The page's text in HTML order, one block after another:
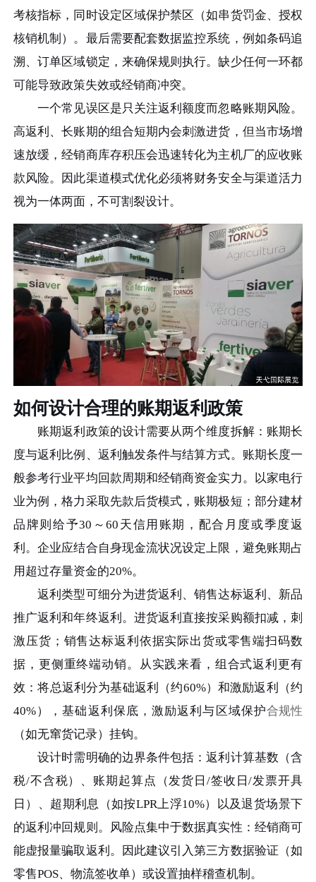
考核指标，同时设定区域保护禁区（如串货罚金、授权
核销机制）。最后需要配套数据监控系统，例如条码追
溯、订单区域锁定，来确保规则执行。缺少任何一环都
可能导致政策失效或经销商冲突。
一个常见误区是只关注返利额度而忽略账期风险。
高返利、长账期的组合短期内会刺激进货，但当市场增
速放缓，经销商库存积压会迅速转化为主机厂的应收账
款风险。因此渠道模式优化必须将财务安全与渠道活力
视为一体两面，不可割裂设计。
如何设计合理的账期返利政策
账期返利政策的设计需要从两个维度拆解：账期长
度与返利比例、返利触发条件与结算方式。账期长度一
般参考行业平均回款周期和经销商资金实力。以家电行
业为例，格力采取先款后货模式，账期极短；部分建材
品牌则给予30～60天信用账期，配合月度或季度返
利。企业应结合自身现金流状况设定上限，避免账期占
用超过存量资金的20%。
返利类型可细分为进货返利、销售达标返利、新品
推广返利和年终返利。进货返利直接按采购额扣减，刺
激压货；销售达标返利依据实际出货或零售端扫码数
据，更侧重终端动销。从实践来看，组合式返利更有
效：将总返利分为基础返利（约60%）和激励返利（约
40%），基础返利保底，激励返利与区域保护合规性
（如无窜货记录）挂钩。
设计时需明确的边界条件包括：返利计算基数（含
税/不含税）、账期起算点（发货日/签收日/发票开具
日）、超期利息（如按LPR上浮10%）以及退货场景下
的返利冲回规则。风险点集中于数据真实性：经销商可
能虚报量骗取返利。因此建议引入第三方数据验证（如
零售POS、物流签收单）或设置抽样稽查机制。